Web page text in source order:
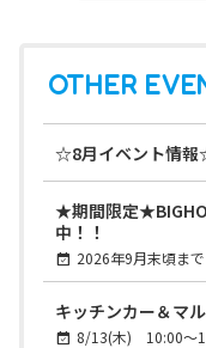
OTHER
☆8月イベント情
★期間限定
中！！
2026年9月末頃まで
キッチンカー＆マ
8/13(木) 10:00～